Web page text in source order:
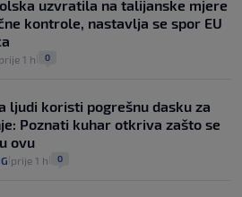
uzvratila na talijanske mjere
kontrole, nastavlja se spor EU
prije 1 h 0
ljudi koristi pogrešnu dasku za
Poznati kuhar otkriva zašto se
ovu
prije 1 h 0